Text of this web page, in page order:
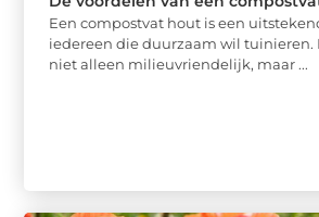
Een compostvat hout is een
iedereen die duurzaam wil tuinieren.
niet alleen milieuvriendelijk, maar ...